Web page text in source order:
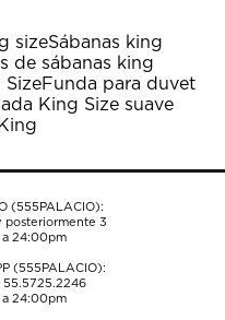
sizeSábanas king
de sábanas king
SizeFunda para duvet
King Size suave
(555PALACIO):
posteriormente 3
a 24:00pm
(555PALACIO):
55.5725.2246
a 24:00pm